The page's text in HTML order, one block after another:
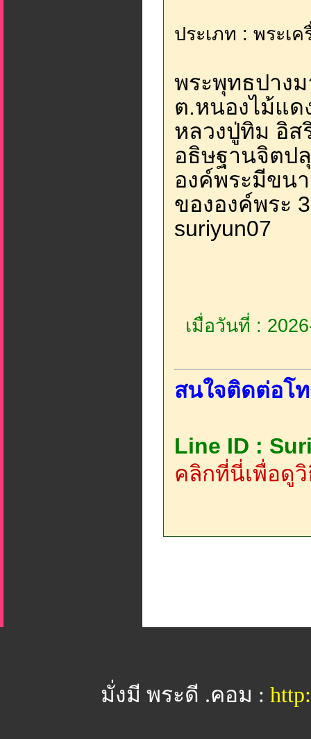
ประเภท : พระเ
พระพุทธปาง
ต.หนองไม้แด
หลวงปู่ทิม อิส
อธิษฐานจิตป
องค์พระมีขน
ขององค์พระ
suriyun07
เมื่อวันที่ :
สนใจติดต่อโ
Line ID :
คลิกที่นี่เพื่อดูวิ
มั่งมี พระดี .คอม :